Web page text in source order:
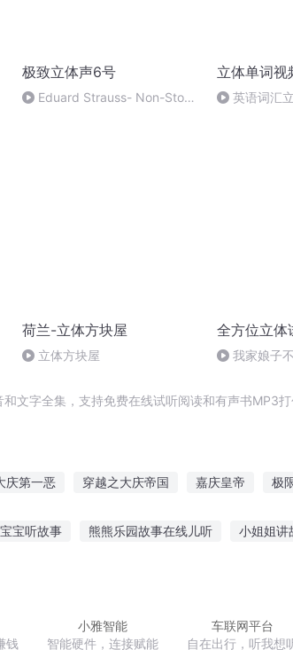
极致立体声6号
Eduard Strauss- Non-Stop
立体单词视
英语词汇
荷兰-立体方块屋
立体方块屋
全方位立体
我家娘子
文字全集，支持免费在线试听阅读和有声书MP3打
庆第一恶 穿越之大庆帝国 嘉庆皇帝 极
宝听故事 熊熊乐园故事在线儿听 小姐姐讲
钱
小雅智能
智能硬件，连接赋能
车联网平台
自在出行，听我想